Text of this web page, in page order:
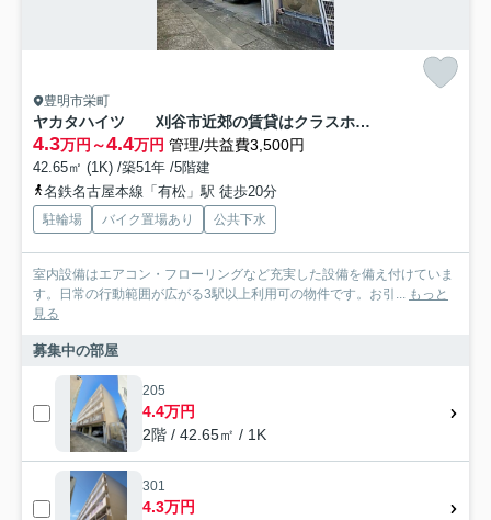
豊明市栄町
ヤカタハイツ 刈谷市近郊の賃貸はクラスホーム刈谷店
4.3万円～4.4万円 管理/共益費3,500円
42.65㎡ (1K) /築51年 /5階建
名鉄名古屋本線「有松」駅 徒歩20分
駐輪場 バイク置場あり 公共下水
室内設備はエアコン・フローリングなど充実した設備を備え付けていま
す。日常の行動範囲が広がる3駅以上利用可の物件です。お引... もっと
見る
募集中の部屋
205
4.4万円
2階 / 42.65㎡ / 1K
301
4.3万円